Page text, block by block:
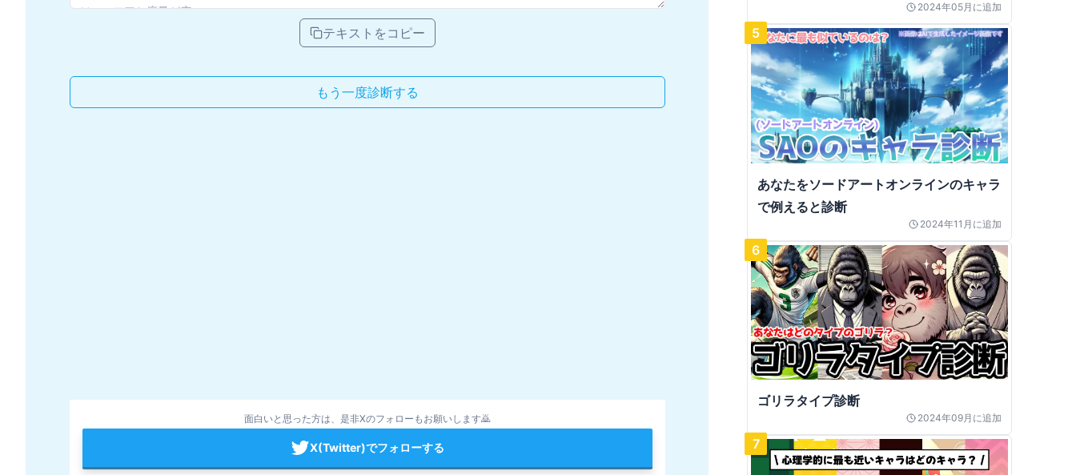
テキストをコピー
もう一度診断する
面白いと思った方は、是非Xのフォローもお願いします🙇
X(Twitter)でフォローする
2024年05月 に追加
5
あなたをソードアートオンラインのキャラ
で例えると診断
2024年11月 に追加
6
ゴリラタイプ診断
2024年09月 に追加
7